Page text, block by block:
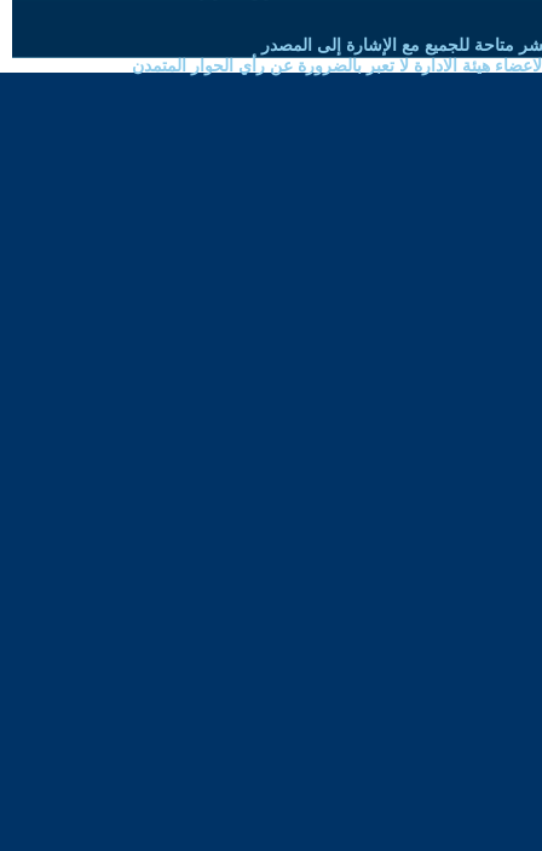
متاحة للجميع مع الإشارة إلى المصدر
هيئة الادارة لا تعبر بالضرورة عن رأي الحوار المتمدن